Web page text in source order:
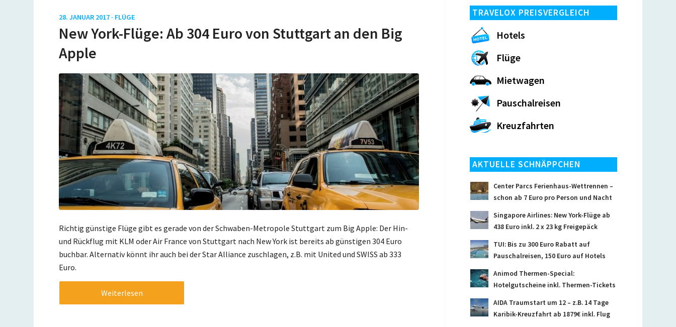
28. JANUAR 2017 · FLÜGE
New York-Flüge: Ab 304 Euro von Stuttgart an den Big
Apple
Richtig günstige Flüge gibt es gerade von der Schwaben-Metropole Stuttgart zum Big Apple: Der Hin-
und Rückflug mit KLM oder Air France von Stuttgart nach New York ist bereits ab günstigen 304 Euro
buchbar. Alternativ könnt ihr auch bei der Star Alliance zuschlagen, z.B. mit United und SWISS ab 333
Euro.
Weiterlesen
TRAVELOX PREISVERGLEICH
Hotels
Flüge
Mietwagen
Pauschalreisen
Kreuzfahrten
AKTUELLE SCHNÄPPCHEN
Center Parcs Ferienhaus-Wettrennen –
schon ab 7 Euro pro Person und Nacht
Singapore Airlines: New York-Flüge ab
438 Euro inkl. 2 x 23 kg Freigepäck
TUI: Bis zu 300 Euro Rabatt auf
Pauschalreisen, 150 Euro auf Hotels
Animod Thermen-Special:
Hotelgutscheine inkl. Thermen-Tickets
AIDA Traumstart um 12 – z.B. 14 Tage
Karibik-Kreuzfahrt ab 1879€ inkl. Flug